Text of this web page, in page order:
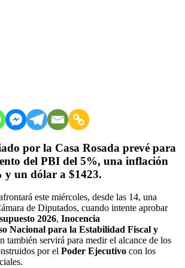
por la Casa Rosada prevé para
del PBI del 5%, una inflación
y un dólar a $1423.
este miércoles, desde las 14, una
de Diputados, cuando intente aprobar
2026, Inocencia
Nacional para la Estabilidad Fiscal y
también servirá para medir el alcance de los
por el Poder Ejecutivo con los